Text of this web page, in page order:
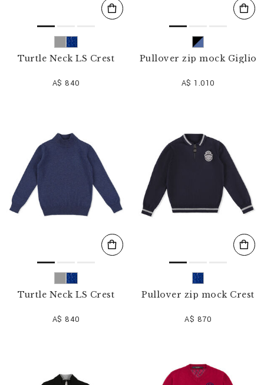
Turtle Neck LS Crest
A$ 840
Pullover zip mock Giglio
A$ 1.010
Turtle Neck LS Crest
A$ 840
Pullover zip mock Crest
A$ 870